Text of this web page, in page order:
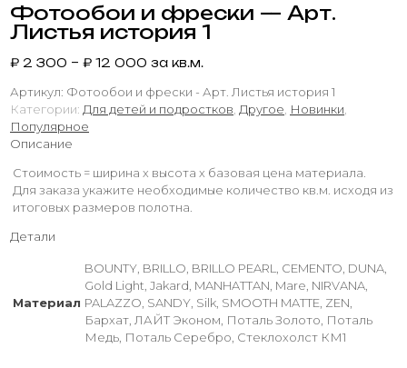
Фотообои и фрески — Арт.
Листья история 1
₽ 2 300 – ₽ 12 000 за кв.м.
Артикул: Фотообои и фрески - Арт. Листья история 1
Категории: Для детей и подростков, Другое, Новинки,
Популярное
Описание
Стоимость = ширина х высота х базовая цена материала.
Для заказа укажите необходимые количество кв.м. исходя из
итоговых размеров полотна.
Детали
Материал
BOUNTY, BRILLO, BRILLO PEARL, CEMENTO, DUNA,
Gold Light, Jakard, MANHATTAN, Mare, NIRVANA,
PALAZZO, SANDY, Silk, SMOOTH MATTE, ZEN,
Бархат, ЛАЙТ Эконом, Поталь Золото, Поталь
Медь, Поталь Серебро, Стеклохолст КМ1